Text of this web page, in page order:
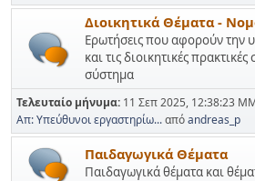
Διοικητικά Θέματα -
Ερωτήσεις που αφορούν την
και τις διοικητικές
σύστημα
Τελευταίο μήνυμα: 11 Σεπ 2025, 12:38:23
Απ: Υπεύθυνοι εργαστηρίω...απόandreas_p
Παιδαγωγικά Θέματα
Παιδαγωγικά θέματα και